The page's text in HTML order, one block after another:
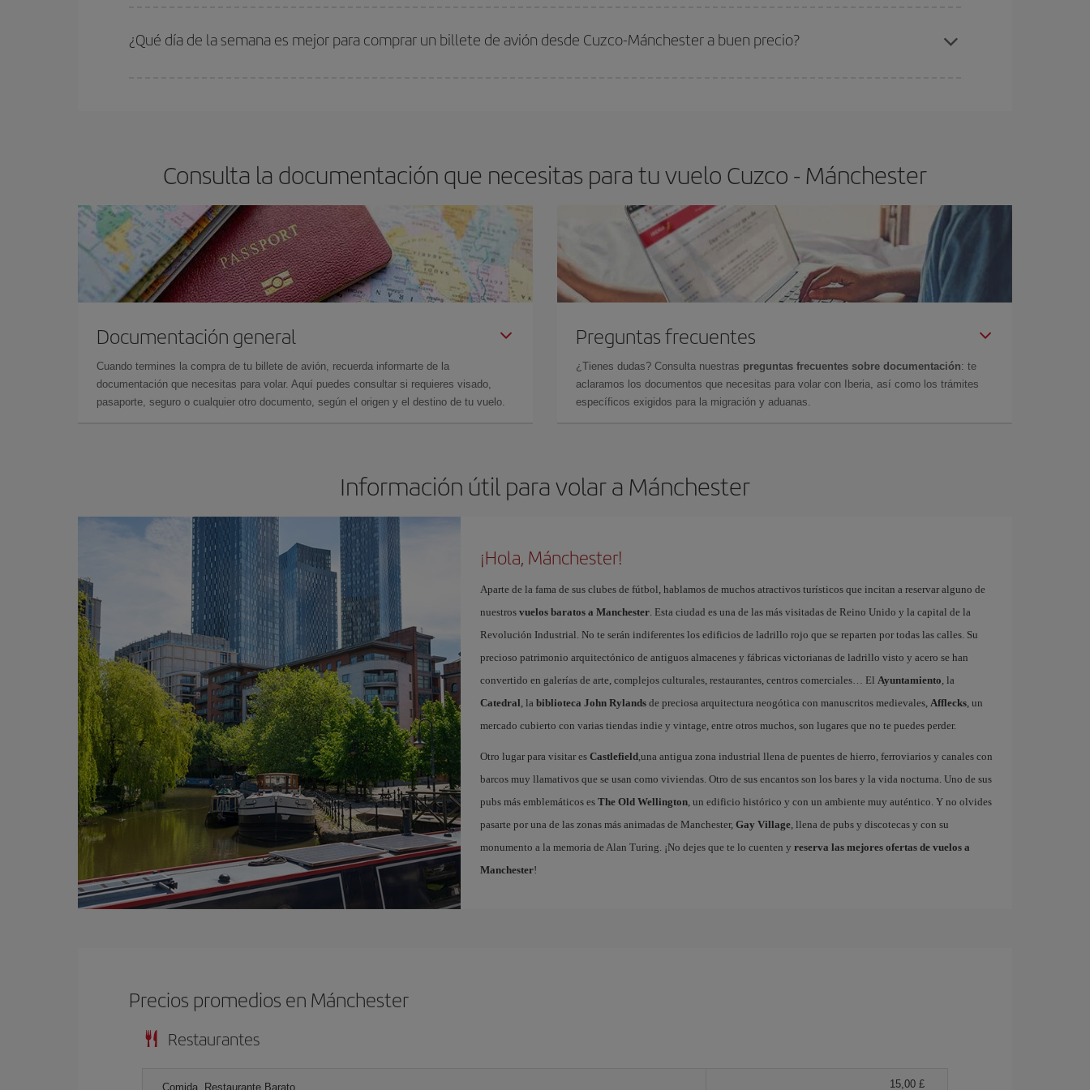
¿Qué día de la semana es mejor para comprar un billete de avión desde Cuzco-Mánchester a buen precio?
Consulta la documentación que necesitas para tu vuelo Cuzco - Mánchester
Documentación general
Cuando termines la compra de tu billete de avión, recuerda informarte de la
documentación que necesitas para volar. Aquí puedes consultar si requieres visado,
pasaporte, seguro o cualquier otro documento, según el origen y el destino de tu vuelo.
Preguntas frecuentes
¿Tienes dudas? Consulta nuestras preguntas frecuentes sobre documentación: te
aclaramos los documentos que necesitas para volar con Iberia, así como los trámites
específicos exigidos para la migración y aduanas.
Información útil para volar a Mánchester
¡Hola, Mánchester!
Aparte de la fama de sus clubes de fútbol, hablamos de muchos atractivos turísticos que incitan a reservar alguno de
nuestros vuelos baratos a Manchester. Esta ciudad es una de las más visitadas de Reino Unido y la capital de la
Revolución Industrial. No te serán indiferentes los edificios de ladrillo rojo que se reparten por todas las calles. Su
precioso patrimonio arquitectónico de antiguos almacenes y fábricas victorianas de ladrillo visto y acero se han
convertido en galerías de arte, complejos culturales, restaurantes, centros comerciales… El Ayuntamiento, la
Catedral, la biblioteca John Rylandsde preciosa arquitectura neogótica con manuscritos medievales, Afflecks, un
mercado cubierto con varias tiendas indie y vintage, entre otros muchos, son lugares que no te puedes perder.
Otro lugar para visitar es Castlefield,una antigua zona industrial llena de puentes de hierro, ferroviarios y canales con
barcos muy llamativos que se usan como viviendas. Otro de sus encantos son los bares y la vida nocturna. Uno de sus
pubs más emblemáticos es The Old Wellington, un edificio histórico y con un ambiente muy auténtico. Y no olvides
pasarte por una de las zonas más animadas de Manchester, Gay Village, llena de pubs y discotecas y con su
monumento a la memoria de Alan Turing. ¡No dejes que te lo cuenten y reserva las mejores ofertas de vuelos a
Manchester!
Precios promedios en Mánchester
Restaurantes
Comida, Restaurante Barato 15,00 £